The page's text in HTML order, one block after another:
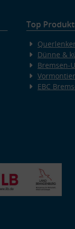
Top
Dünne &
Bremsen-
EBC